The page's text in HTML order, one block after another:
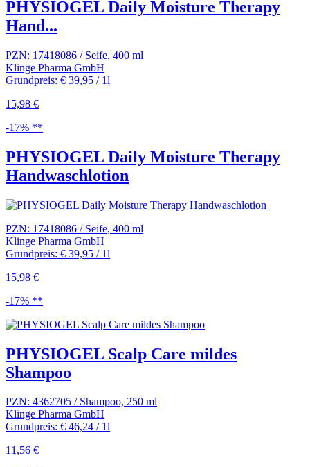
PHYSIOGEL Daily Moisture Therapy
Hand...
PZN: 17418086 / Seife, 400 ml
Klinge Pharma GmbH
Grundpreis: € 39,95 / 1l
15,98 €
-17% **
PHYSIOGEL Daily Moisture Therapy
Handwaschlotion
PZN: 17418086 / Seife, 400 ml
Klinge Pharma GmbH
Grundpreis: € 39,95 / 1l
15,98 €
-17% **
PHYSIOGEL Scalp Care mildes
Shampoo
PZN: 4362705 / Shampoo, 250 ml
Klinge Pharma GmbH
Grundpreis: € 46,24 / 1l
11,56 €